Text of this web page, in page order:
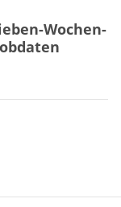
Wochen-